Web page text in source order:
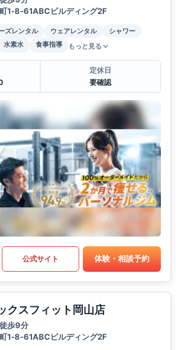
1‐8‐61ABCビルディング2F
ズレンタル ウェアレンタル
シャワー
水素水 食事指導 もっと見る
定休日
要確認
公式サイト 体験・相談予約
クスフィット岡山店
歩9分
1‐8‐61ABCビルディング2F